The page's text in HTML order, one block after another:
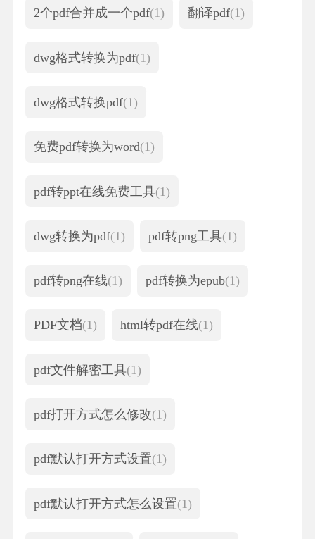
2个pdf合并成一个pdf(1) 翻译pdf(1)
dwg格式转换为pdf(1)
dwg格式转换pdf(1)
免费pdf转换为word(1)
pdf转ppt在线免费工具(1)
dwg转换为pdf(1) pdf转png工具(1)
pdf转png在线(1) pdf转换为epub(1)
PDF文档(1) html转pdf在线(1)
pdf文件解密工具(1)
pdf打开方式怎么修改(1)
pdf默认打开方式设置(1)
pdf默认打开方式怎么设置(1)